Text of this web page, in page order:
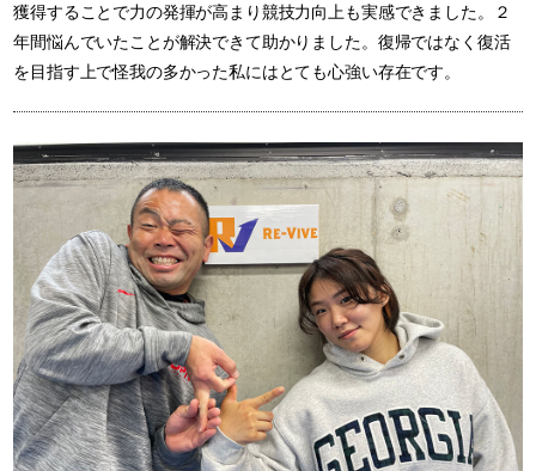
獲得することで力の発揮が高まり競技力向上も実感できました。２
年間悩んでいたことが解決できて助かりました。復帰ではなく復活
を目指す上で怪我の多かった私にはとても心強い存在です。